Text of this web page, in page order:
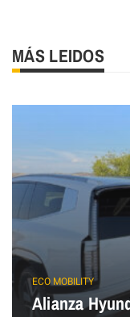
MÁS LEIDOS
ECO MOBILITY
Alianza